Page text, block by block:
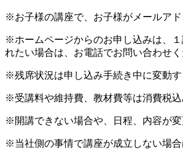
※お子様の講座で、お子様がメールア
※ホームページからのお申し込みは、
れたい場合は、お電話でお問い合わせく
※残席状況は申し込み手続き中に変動す
※受講料や維持費、教材費等は消費税
※開講できない場合や、日程、内容が変
※当社側の事情で講座が成立しない場